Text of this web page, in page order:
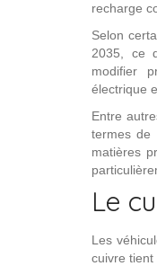
recharge
Selon
2035, ce
modifier
électrique
Entre
termes de
matières
Le
Les
cuivre tient